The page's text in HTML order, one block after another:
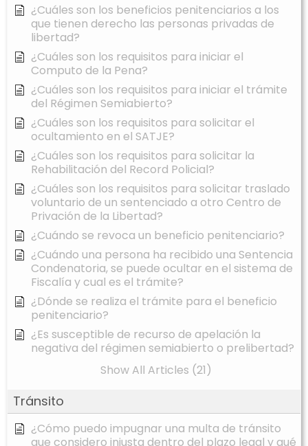
¿Cuáles son los beneficios penitenciarios a los
que tienen derecho las personas privadas de
libertad?
¿Cuáles son los requisitos para iniciar el
Computo de la Pena?
¿Cuáles son los requisitos para iniciar el trámite
del Régimen Semiabierto?
¿Cuáles son los requisitos para solicitar el
ocultamiento en el SATJE?
¿Cuáles son los requisitos para solicitar la
Rehabilitación del Record Policial?
¿Cuáles son los requisitos para solicitar traslado
voluntario de un sentenciado a otro Centro de
Privación de la Libertad?
¿Cuándo se revoca un beneficio penitenciario?
¿Cuándo una persona ha recibido una Sentencia
Condenatoria, se puede ocultar en el sistema de
Fiscalía y cual es el trámite?
¿Dónde se realiza el trámite para el beneficio
penitenciario?
¿Es susceptible de recurso de apelación la
negativa del régimen semiabierto o prelibertad?
Show All Articles (21)
Tránsito
¿Cómo puedo impugnar una multa de tránsito
que considero injusta dentro del plazo legal y qué